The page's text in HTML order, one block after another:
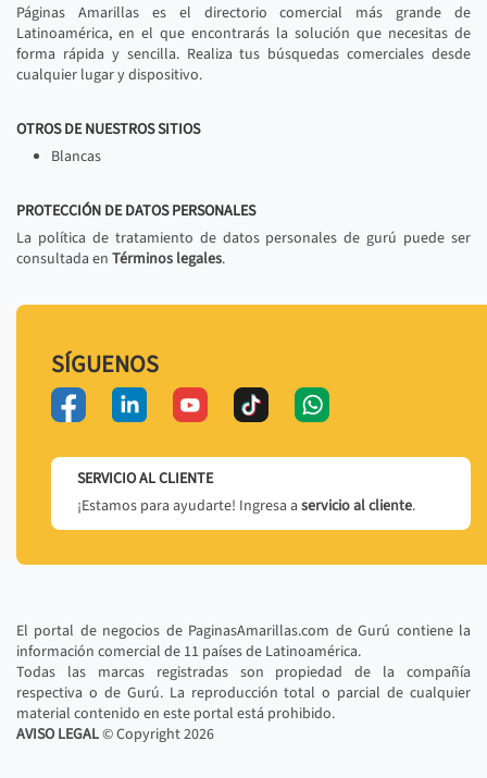
Páginas Amarillas es el directorio comercial más grande de
Latinoamérica, en el que encontrarás la solución que necesitas de
forma rápida y sencilla. Realiza tus búsquedas comerciales desde
cualquier lugar y dispositivo.
OTROS DE NUESTROS SITIOS
Blancas
PROTECCIÓN DE DATOS PERSONALES
La política de tratamiento de datos personales de gurú puede ser
consultada en Términos legales.
SÍGUENOS
SERVICIO AL CLIENTE
¡Estamos para ayudarte! Ingresa a servicio al cliente.
El portal de negocios de PaginasAmarillas.com de Gurú contiene la
información comercial de 11 países de Latinoamérica.
Todas las marcas registradas son propiedad de la compañía
respectiva o de Gurú. La reproducción total o parcial de cualquier
material contenido en este portal está prohibido.
AVISO LEGAL© Copyright2026